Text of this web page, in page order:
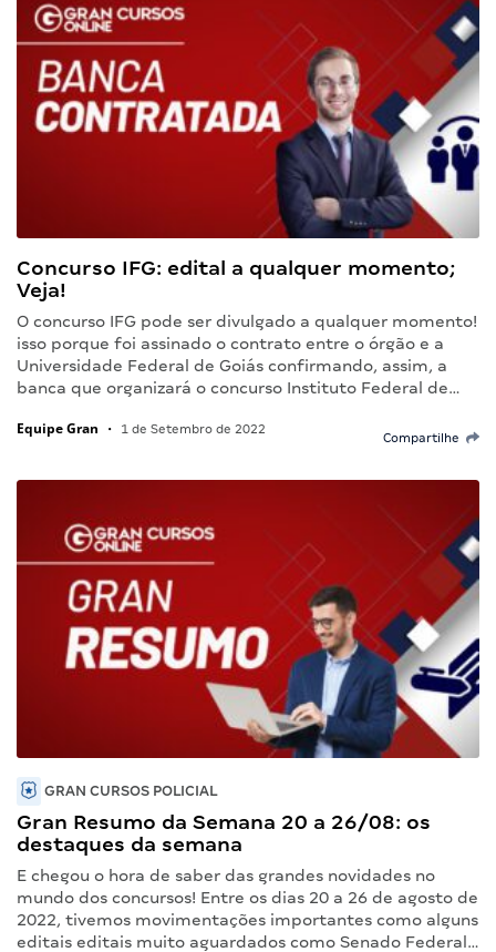
Concurso IFG: edital a qualquer momento;
Veja!
O concurso IFG pode ser divulgado a qualquer momento!
isso porque foi assinado o contrato entre o órgão e a
Universidade Federal de Goiás confirmando, assim, a
banca que organizará o concurso Instituto Federal de…
Equipe Gran • 1 de Setembro de 2022
Compartilhe
GRAN CURSOS POLICIAL
Gran Resumo da Semana 20 a 26/08: os
destaques da semana
E chegou o hora de saber das grandes novidades no
mundo dos concursos! Entre os dias 20 a 26 de agosto de
2022, tivemos movimentações importantes como alguns
editais editais muito aguardados como Senado Federal…